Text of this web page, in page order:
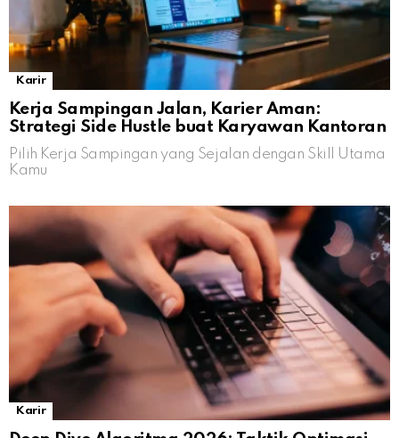
Karir
Kerja Sampingan Jalan, Karier Aman:
Strategi Side Hustle buat Karyawan Kantoran
Pilih Kerja Sampingan yang Sejalan dengan Skill Utama
Kamu
Karir